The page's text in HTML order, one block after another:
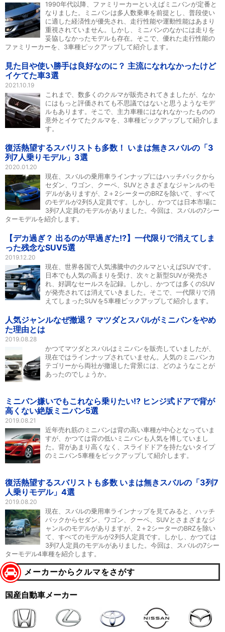
1990年代以降、ファミリーカーといえばミニバンが定番と
なりました。ミニバンは多人数乗車を前提とし、普段使い
に適した経済性が優先され、走行性能や運動性能はあまり
重視されていません。しかし、ミニバンのなかには走りを
妥協しなかったモデルも存在。そこで、優れた走行性能の
ファミリーカーを、3車種ピックアップして紹介します。
見た目や使い勝手は良好なのに？ 主流になれなかったけど
イケてた車3選
2021.10.19
これまで、数多くのクルマが販売されてきましたが、なか
にはもっと評価されても不思議ではないと思うようなモデ
ルもあります。そこで、主力車種にはなれなかったものの
意外とイケてたクルマを、3車種ピックアップして紹介しま
す。
復活熱望するスバリストも多数！ いまは無きスバルの「3
列7人乗りモデル」3選
2020.01.20
現在、スバルの乗用車ラインナップにはハッチバックから
セダン、ワゴン、クーペ、SUVとさまざまなジャンルのモ
デルがありますが、2＋2シーターのBRZを除いて、すべて
のモデルが2列5人定員です。しかし、かつては日本市場に
3列7人定員のモデルがありました。今回は、スバルの7シー
ターモデルを紹介します。
【デカ過ぎ？ 出るのが早過ぎた!?】一代限りで消えてしま
った残念なSUV5選
2019.12.20
現在、世界各国で人気沸騰中のクルマといえばSUVです。
日本でも人気の高まりを受け、次々と新型SUVが発売さ
れ、好調なセールスを記録。しかし、かつては多くのSUV
が発売されては消えていきました。そこで、一代限りで消
えてしまったSUVを5車種ピックアップして紹介します。
人気ジャンルなぜ撤退？ マツダとスバルがミニバンをやめ
た理由とは
2019.08.28
かつてマツダとスバルはミニバンを販売していましたが、
現在ではラインナップされていません。人気のミニバンカ
テゴリーから両社が撤退した背景には、どのようなことが
あったのでしょうか。
ミニバン嫌いでもこれなら乗りたい!? ヒンジ式ドアで背が
高くない絶版ミニバン5選
2019.08.21
近年売れ筋のミニバンは背の高い車種が中心となっていま
すが、かつては背の低いミニバンも人気を博していまし
た。背があまり高くなく、スライドドアを持たないタイプ
のミニバン5車種をピックアップして紹介します。
復活熱望するスバリストも多数 いまは無きスバルの「3列7
人乗りモデル」4選
2019.08.20
現在、スバルの乗用車ラインナップを見てみると、ハッチ
バックからセダン、ワゴン、クーペ、SUVとさまざまなジ
ャンルのモデルがありますが、2＋2シーターのBRZを除い
て、すべてのモデルが2列5人定員です。しかし、かつては
3列7人定員のモデルがありました。今回は、スバルの7シー
ターモデル4車種を紹介します。
メーカーからクルマをさがす
国産自動車メーカー